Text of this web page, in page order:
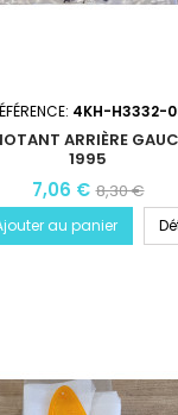
4KH-H3332-
ARRIÈRE
1995
7,06 € 8,30 €
au panier